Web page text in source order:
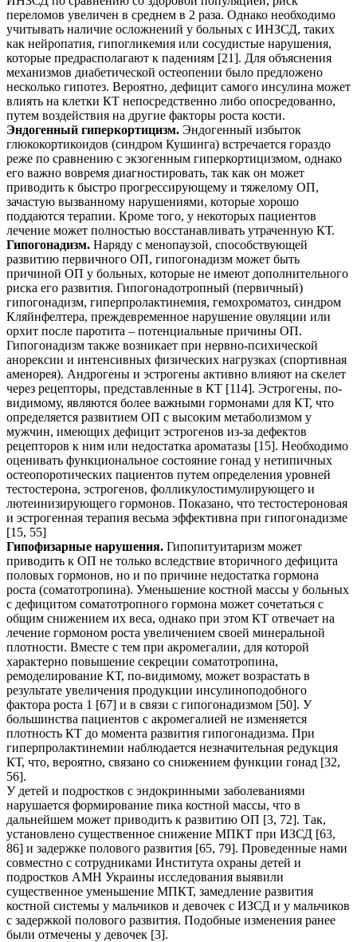
переломов увеличен в среднем в 2 раза. Однако необходимо
учитывать наличие осложнений у больных с ИНЗСД, таких
как нейропатия, гипогликемия или сосудистые нарушения,
которые предрасполагают к падениям [21]. Для объяснения
механизмов диабетической остеопении было предложено
несколько гипотез. Вероятно, дефицит самого инсулина может
влиять на клетки КТ непосредственно либо опосредованно,
путем воздействия на другие факторы роста кости.
Эндогенный гиперкортицизм. Эндогенный избыток
глюкокортикоидов (синдром Кушинга) встречается гораздо
реже по сравнению с экзогенным гиперкортицизмом, однако
его важно вовремя диагностировать, так как он может
приводить к быстро прогрессирующему и тяжелому ОП,
зачастую вызванному нарушениями, которые хорошо
поддаются терапии. Кроме того, у некоторых пациентов
лечение может полностью восстанавливать утраченную КТ.
Гипогонадизм. Наряду с менопаузой, способствующей
развитию первичного ОП, гипогонадизм может быть
причиной ОП у больных, которые не имеют дополнительного
риска его развития. Гипогонадотропный (первичный)
гипогонадизм, гиперпролактинемия, гемохроматоз, синдром
Кляйнфелтера, преждевременное нарушение овуляции или
орхит после паротита – потенциальные причины ОП.
Гипогонадизм также возникает при нервно-психической
анорексии и интенсивных физических нагрузках (спортивная
аменорея). Андрогены и эстрогены активно влияют на скелет
через рецепторы, представленные в КТ [114]. Эстрогены, по-
видимому, являются более важными гормонами для КТ, что
определяется развитием ОП с высоким метаболизмом у
мужчин, имеющих дефицит эстрогенов из-за дефектов
рецепторов к ним или недостатка ароматазы [15]. Необходимо
оценивать функциональное состояние гонад у нетипичных
остеопоротических пациентов путем определения уровней
тестостерона, эстрогенов, фолликулостимулирующего и
лютеинизирующего гормонов. Показано, что тестостероновая
и эстрогенная терапия весьма эффективна при гипогонадизме
[15, 55]
Гипофизарные нарушения. Гипопитуитаризм может
приводить к ОП не только вследствие вторичного дефицита
половых гормонов, но и по причине недостатка гормона
роста (соматотропина). Уменьшение костной массы у больных
с дефицитом соматотропного гормона может сочетаться с
общим снижением их веса, однако при этом КТ отвечает на
лечение гормоном роста увеличением своей минеральной
плотности. Вместе с тем при акромегалии, для которой
характерно повышение секреции соматотропина,
ремоделирование КТ, по-видимому, может возрастать в
результате увеличения продукции инсулиноподобного
фактора роста 1 [67] и в связи с гипогонадизмом [50]. У
большинства пациентов с акромегалией не изменяется
плотность КТ до момента развития гипогонадизма. При
гиперпролактинемии наблюдается незначительная редукция
КТ, что, вероятно, связано со снижением функции гонад [32,
56].
У детей и подростков с эндокринными заболеваниями
нарушается формирование пика костной массы, что в
дальнейшем может приводить к развитию ОП [3, 72]. Так,
установлено существенное снижение МПКТ при ИЗСД [63,
86] и задержке полового развития [65, 79]. Проведенные нами
совместно с сотрудниками Института охраны детей и
подростков АМН Украины исследования выявили
существенное уменьшение МПКТ, замедление развития
костной системы у мальчиков и девочек с ИЗСД и у мальчиков
с задержкой полового развития. Подобные изменения ранее
были отмечены у девочек [3].